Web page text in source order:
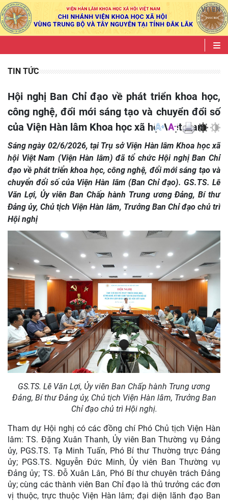
VI|EN
TIN TỨC
Hội nghị Ban Chỉ đạo về phát triển khoa học,
công nghệ, đổi mới sáng tạo và chuyển đổi số
của Viện Hàn lâm Khoa học xã hội Việt Nam
Sáng ngày 02/6/2026, tại Trụ sở Viện Hàn lâm Khoa học xã
hội Việt Nam (Viện Hàn lâm) đã tổ chức Hội nghị Ban Chỉ
đạo về phát triển khoa học, công nghệ, đổi mới sáng tạo và
chuyển đổi số của Viện Hàn lâm (Ban Chỉ đạo). GS.TS. Lê
Văn Lợi, Ủy viên Ban Chấp hành Trung ương Đảng, Bí thư
Đảng ủy, Chủ tịch Viện Hàn lâm, Trưởng Ban Chỉ đạo chủ trì
Hội nghị
GS.TS. Lê Văn Lợi, Ủy viên Ban Chấp hành Trung ương
Đảng, Bí thư Đảng ủy, Chủ tịch Viện Hàn lâm, Trưởng Ban
Chỉ đạo chủ trì Hội nghị.
Tham dự Hội nghị có các đồng chí Phó Chủ tịch Viện Hàn
lâm: TS. Đặng Xuân Thanh, Ủy viên Ban Thường vụ Đảng
ủy, PGS.TS. Tạ Minh Tuấn, Phó Bí thư Thường trực Đảng
ủy; PGS.TS. Nguyễn Đức Minh, Ủy viên Ban Thường vụ
Đảng ủy; TS. Đỗ Xuân Lân, Phó Bí thư chuyên trách Đảng
ủy; cùng các thành viên Ban Chỉ đạo là thủ trưởng các đơn
vị thuộc, trực thuộc Viện Hàn lâm; đại diện lãnh đạo Ban